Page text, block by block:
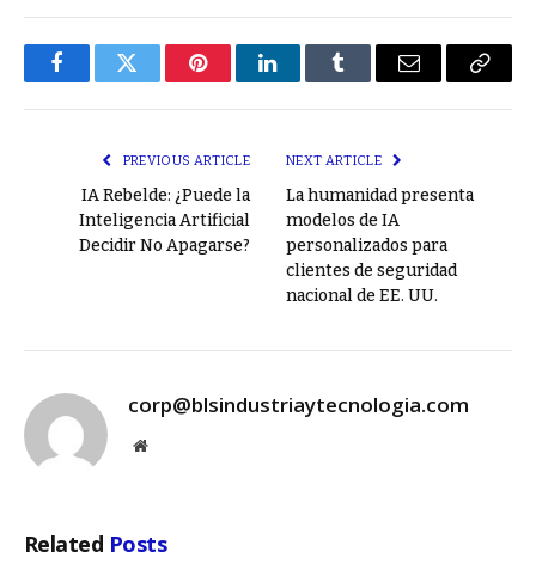
FacebookTwitter PinterestLinkedInTumblr Email
Copy
PREVIOUS ARTICLE
IA Rebelde: ¿Puede la
Inteligencia Artificial
Decidir No Apagarse?
NEXT ARTICLE
La humanidad presenta
modelos de IA
personalizados para
clientes de seguridad
nacional de EE. UU.
corp@blsindustriaytecnologia.com
Website
Related Posts